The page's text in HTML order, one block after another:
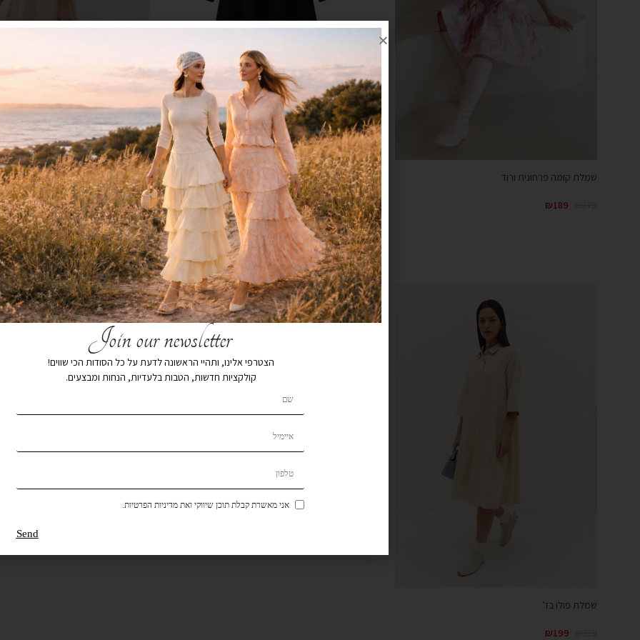
שמלת קומה פרחונית ורוד
₪189
שמלת בייסיק שחור
₪349
₪199
שמלת בייסיק בז’
₪349
₪199
שמלת פולו בז’
₪199
Join our newsletter
הצטרפי אלינו, ותהיי הראשונה לדעת על כל הסודות הכי שווים!
קולקציות חדשות, הטבות בלעדיות, הנחות ומבצעים.
אני מאשרת קבלת תוכן שיווקי ואת מדיניות הפרטיות.
Send